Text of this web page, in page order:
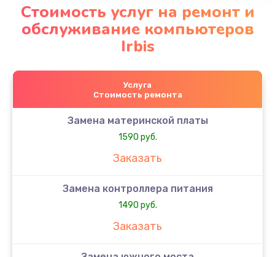
Стоимость услуг на ремонт и
обслуживание компьютеров
Irbis
Услуга
Стоимость ремонта
Замена материнской платы
1590 руб.
Заказать
Замена контроллера питания
1490 руб.
Заказать